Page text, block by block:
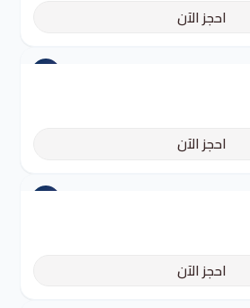
احجز الآن
احجز الآن
احجز الآن